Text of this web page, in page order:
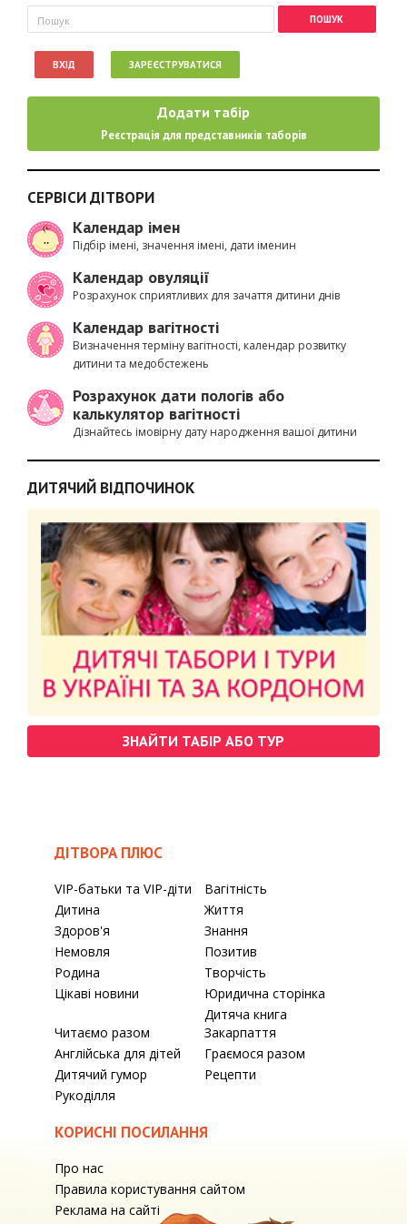
Пошукова форма
Пошук
ВХІД ЗАРЕЄСТРУВАТИСЯ
Додати табір
Реєстрація для представників таборів
СЕРВІСИ ДІТВОРИ
Календар імен
Підбір імені, значення імені, дати іменин
Календар овуляції
Розрахунок сприятливих для зачаття дитини днів
Календар вагітності
Визначення терміну вагітності, календар розвитку
дитини та медобстежень
Розрахунок дати пологів або
калькулятор вагітності
Дізнайтесь імовірну дату народження вашої дитини
ДИТЯЧИЙ ВІДПОЧИНОК
ЗНАЙТИ ТАБІР АБО ТУР
ДІТВОРА ПЛЮС
VIP-батьки та VIP-діти
Вагітність
Дитина
Життя
Здоров'я
Знання
Немовля
Позитив
Родина
Творчість
Цікаві новини
Юридична сторінка
Читаємо разом
Дитяча книга
Закарпаття
Англійська для дітей
Граємося разом
Дитячий гумор
Рецепти
Рукоділля
КОРИСНІ ПОСИЛАННЯ
Про нас
Правила користування сайтом
Реклама на сайті